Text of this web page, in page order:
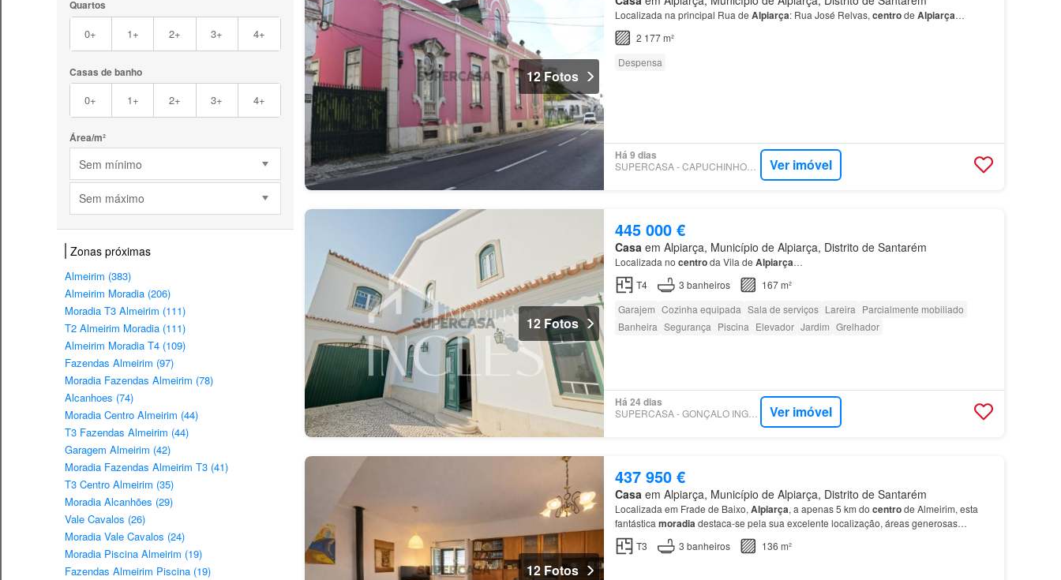
Quartos
0+ 1+ 2+ 3+ 4+
Casas de banho
0+ 1+ 2+ 3+ 4+
Área/m²
Sem mínimo
Sem máximo
Zonas próximas
Almeirim (383)
Almeirim Moradia (206)
Moradia T3 Almeirim (111)
T2 Almeirim Moradia (111)
Almeirim Moradia T4 (109)
Fazendas Almeirim (97)
Moradia Fazendas Almeirim (78)
Alcanhoes (74)
Moradia Centro Almeirim (44)
T3 Fazendas Almeirim (44)
Garagem Almeirim (42)
Moradia Fazendas Almeirim T3 (41)
T3 Centro Almeirim (35)
Moradia Alcanhões (29)
Vale Cavalos (26)
Moradia Vale Cavalos (24)
Moradia Piscina Almeirim (19)
Fazendas Almeirim Piscina (19)
12 Fotos
Localizada na principal Rua de Alpiarça: Rua José Relvas, centrode Alpiarça…
2 177 m²
Despensa
Há 9 dias
SUPERCASA - CAPUCHINHOS - SOCIEDADE DE MEDIAÇÃO IMOBILIÁRIA, LDA Ver imóvel
12 Fotos
445 000 €
Casaem Alpiarça, Município de Alpiarça, Distrito de Santarém
Localizada no centroda Vila de Alpiarça…
T4
3 banheiros
167 m²
Garajem Cozinha equipada Sala de serviços Lareira Parcialmente mobiliado
Banheira Segurança Piscina Elevador Jardim Grelhador
Há 24 dias
SUPERCASA - GONÇALO INGLÊS - MEDIAÇÃO IMOBILIÁRIA, UNIPESSOAL, LDA Ver imóvel
12 Fotos
437 950 €
Casaem Alpiarça, Município de Alpiarça, Distrito de Santarém
Localizada em Frade de Baixo, Alpiarça, a apenas 5 km do centrode Almeirim, esta
fantástica moradiadestaca-se pela sua excelente localização, áreas generosas
Características Principais:
Moradia
T3 3 banheiros 136 m²